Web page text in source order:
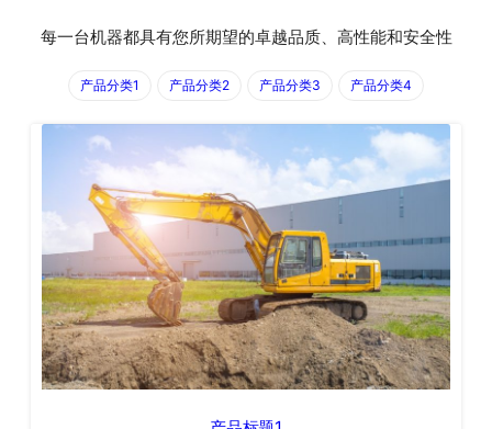
每一台机器都具有您所期望的卓越品质、高性能和安全性
产品分类1 产品分类2 产品分类3 产品分类4